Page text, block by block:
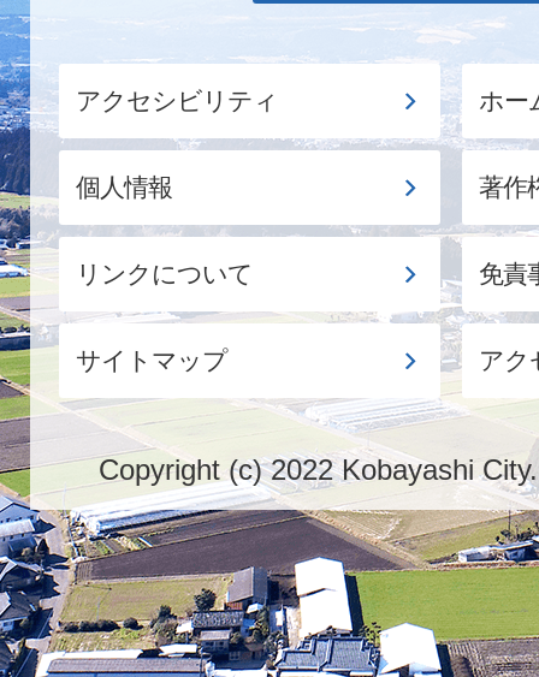
アクセシビリティ ホー
個人情報 著作
リンクについて 免責
サイトマップ アク
Copyright (c) 2022 Kobayashi